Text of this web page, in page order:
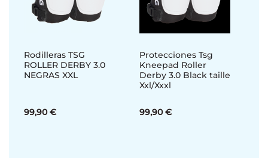
Rodilleras TSG
ROLLER DERBY 3.0
NEGRAS XXL
99,90 €
Protecciones Tsg
Kneepad Roller
Derby 3.0 Black taille
Xxl/Xxxl
99,90 €